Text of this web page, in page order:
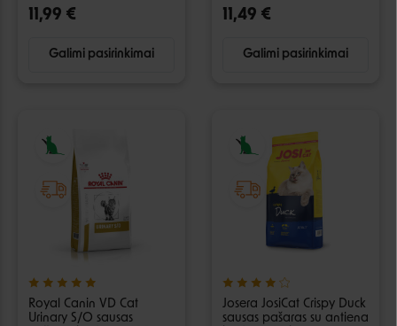
11,99 €
Galimi pasirinkimai
11,49 €
Galimi pasirinkimai
Royal Canin VD Cat
Urinary S/O sausas
Josera JosiCat Crispy Duck
sausas pašaras su antiena